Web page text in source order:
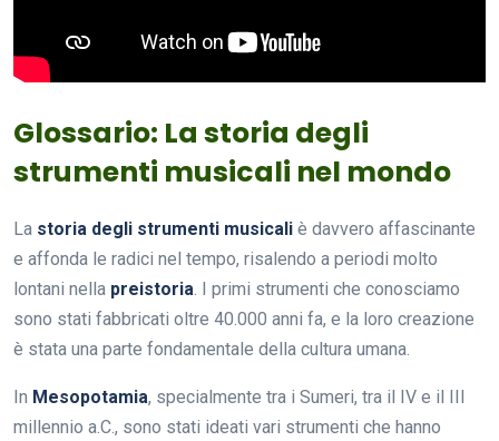
Glossario: La storia degli
strumenti musicali nel mondo
La storia degli strumenti musicali è davvero affascinante
e affonda le radici nel tempo, risalendo a periodi molto
lontani nella preistoria. I primi strumenti che conosciamo
sono stati fabbricati oltre 40.000 anni fa, e la loro creazione
è stata una parte fondamentale della cultura umana.
In Mesopotamia, specialmente tra i Sumeri, tra il IV e il III
millennio a.C., sono stati ideati vari strumenti che hanno